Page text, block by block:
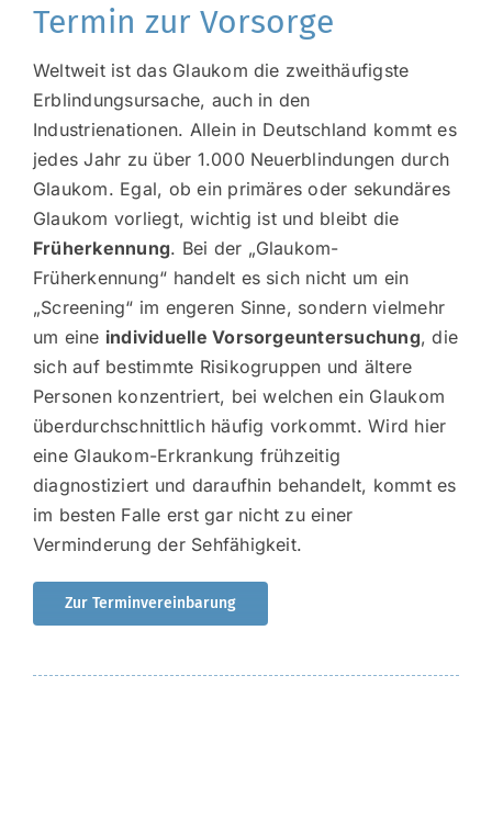
Termin zur Vorsorge
Weltweit ist das Glaukom die zweithäufigste
Erblindungsursache, auch in den
Industrienationen. Allein in Deutschland kommt es
jedes Jahr zu über 1.000 Neuerblindungen durch
Glaukom. Egal, ob ein primäres oder sekundäres
Glaukom vorliegt, wichtig ist und bleibt die
Früherkennung. Bei der „Glaukom-
Früherkennung“ handelt es sich nicht um ein
„Screening“ im engeren Sinne, sondern vielmehr
um eine individuelle Vorsorgeuntersuchung, die
sich auf bestimmte Risikogruppen und ältere
Personen konzentriert, bei welchen ein Glaukom
überdurchschnittlich häufig vorkommt. Wird hier
eine Glaukom-Erkrankung frühzeitig
diagnostiziert und daraufhin behandelt, kommt es
im besten Falle erst gar nicht zu einer
Verminderung der Sehfähigkeit.
Zur Terminvereinbarung